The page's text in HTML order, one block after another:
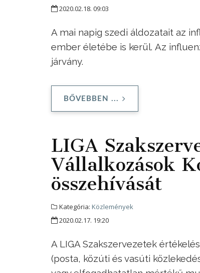
2020.02.18. 09:03
A mai napig szedi áldozatait az
ember életébe is kerül. Az
járvány.
BŐVEBBEN ...
LIGA
Vállalkozások
összehívását
Kategória: Közlemények
2020.02.17. 19:20
A LIGA Szakszervezetek
(posta, közúti és vasúti